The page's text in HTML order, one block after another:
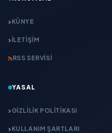
KÜNYE
İLETIŞIM
RSS SERVISI
YASAL
GIZLILIK POLITIKASI
KULLANIM ŞARTLARI